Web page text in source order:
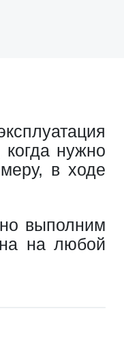
когда нужно
в ходе
выполним
на любой